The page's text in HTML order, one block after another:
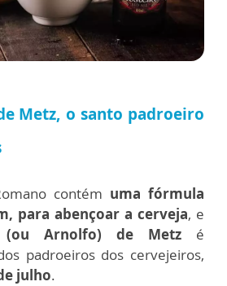
Metz, o santo padroeiro
contém uma fórmula
para abençoar a cerveja, e
(ou Arnolfo) de Metz é
padroeiros dos cervejeiros,
julho.